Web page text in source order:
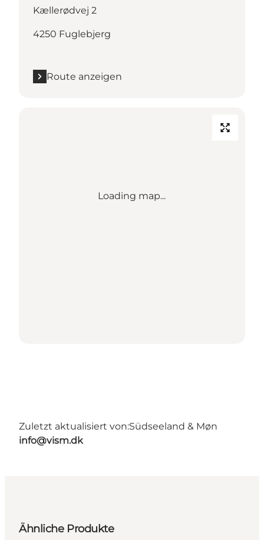
Kællerødvej 2
4250 Fuglebjerg
Route anzeigen
Loading map...
Zuletzt aktualisiert von:Südseeland & Møn
info@vism.dk
Ähnliche Produkte